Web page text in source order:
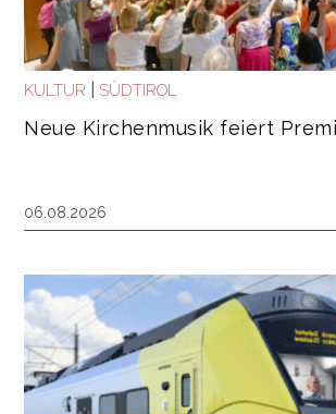
KULTUR SÜDTIROL
Neue Kirchenmusik feiert
06.08.2026